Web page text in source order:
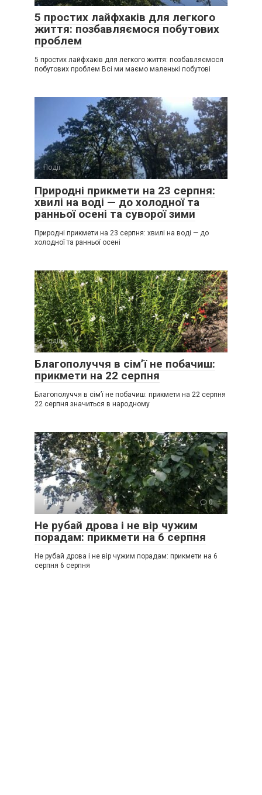
5 простих лайфхаків для легкого
життя: позбавляємося побутових
проблем
5 простих лайфхаків для легкого життя: позбавляємося
побутових проблем Всі ми маємо маленькі побутові
Події 0
Природні прикмети на 23 серпня:
хвилі на воді — до холодної та
ранньої осені та суворої зими
Природні прикмети на 23 серпня: хвилі на воді — до
холодної та ранньої осені
Події 0
Благополуччя в сім’ї не побачиш:
прикмети на 22 серпня
Благополуччя в сім’ї не побачиш: прикмети на 22 серпня
22 серпня значиться в народному
Події 0
Не рубай дрова і не вір чужим
порадам: прикмети на 6 серпня
Не рубай дрова і не вір чужим порадам: прикмети на 6
серпня 6 серпня